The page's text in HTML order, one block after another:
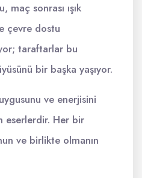
sonrası ışık
çevre dostu
taraftarlar bu
bir başka yaşıyor.
ve enerjisini
eserlerdir. Her bir
ve birlikte olmanın